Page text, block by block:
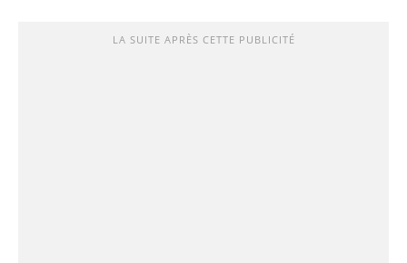
LA SUITE APRÈS CETTE PUBLICITÉ